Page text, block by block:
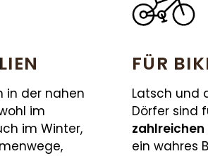
in der nahen
im
im Winter,
FÜR
Latsch und
Dörfer sind
zahlreichen
ein wahres